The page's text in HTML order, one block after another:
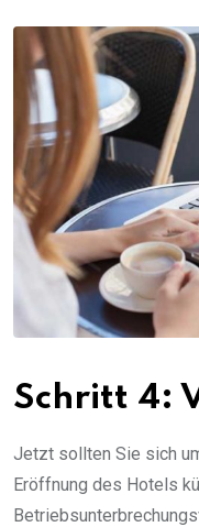
Schritt 4:
Jetzt sollten Sie sich
Eröffnung des Hotels